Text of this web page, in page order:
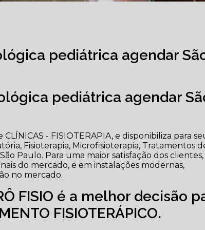
pediátrica agendar
pediátrica agendar
- FISIOTERAPIA, e disponibiliza para
Fisioterapia, Microfisioterapia, Tratamentos
Paulo. Para uma maior satisfação dos clientes,
do mercado, e em instalações modernas,
no mercado.
FISIO é a melhor decisão
FISIOTERÁPICO.